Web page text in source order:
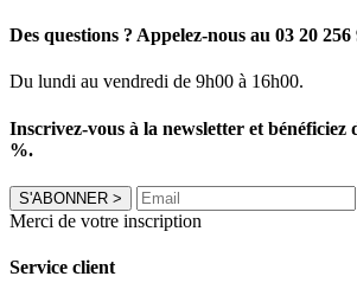
Des questions ? Appelez-nous au 03 20 256
Du lundi au vendredi de 9h00 à 16h00.
Inscrivez-vous à la newsletter et bénéficiez
%.
S'ABONNER >
Merci de votre inscription
Service client